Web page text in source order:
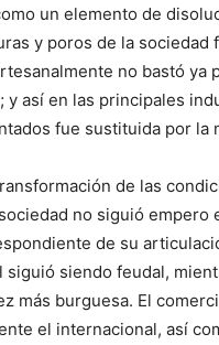
un elemento de
y poros de la sociedad
no bastó ya
y así en las principales
fue sustituida por la
de las
no siguió empero
de su
siguió siendo feudal,
más burguesa. El
el internacional, así